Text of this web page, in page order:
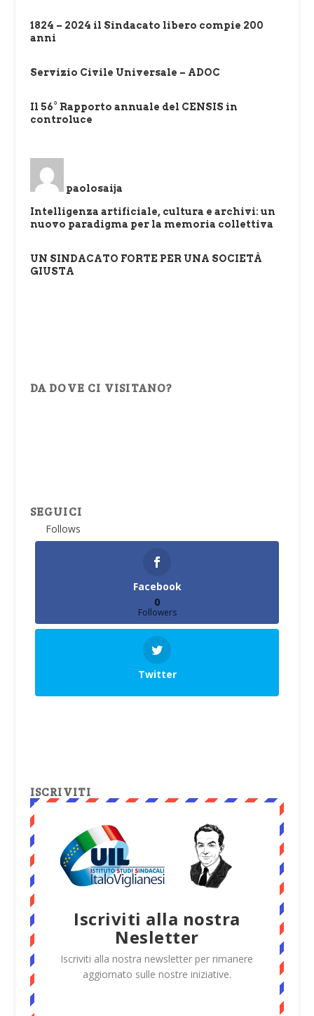
1824 – 2024 il Sindacato libero compie 200
anni
Servizio Civile Universale – ADOC
Il 56° Rapporto annuale del CENSIS in
controluce
paolosaija
Intelligenza artificiale, cultura e archivi: un
nuovo paradigma per la memoria collettiva
UN SINDACATO FORTE PER UNA SOCIETÀ
GIUSTA
DA DOVE CI VISITANO?
SEGUICI
Follows
Facebook
0
Followers
Twitter
ISCRIVITI
Iscriviti alla nostra
Nesletter
Iscriviti alla nostra newsletter per rimanere
aggiornato sulle nostre iniziative.